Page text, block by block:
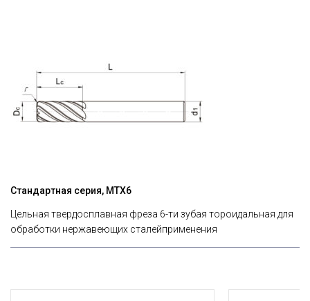
Стандартная серия, MTX6
Цельная твердосплавная фреза 6-ти зубая тороидальная для
обработки нержавеющих сталейприменения